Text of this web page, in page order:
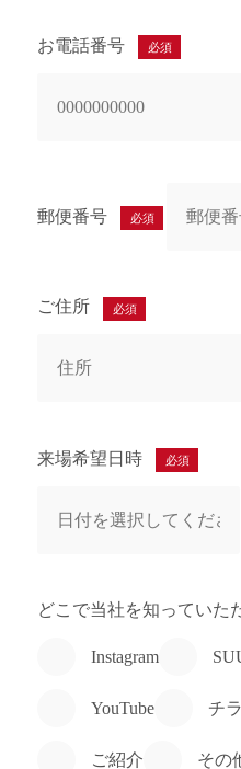
お電話番号 必須
郵便番号 必須
ご住所 必須
来場希望日時 必須
どこで当社を知っていた
Instagram
YouTube チ
ご紹介 その